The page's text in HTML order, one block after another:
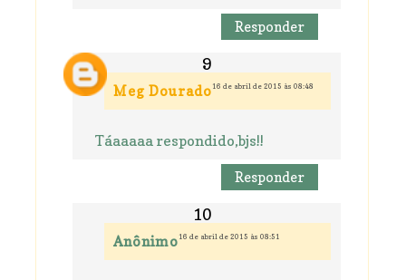
Responder
Meg Dourado 16 de abril de 2015 às 08:48
Táaaaaa respondido,bjs!!
Responder
Anônimo 16 de abril de 2015 às 08:51